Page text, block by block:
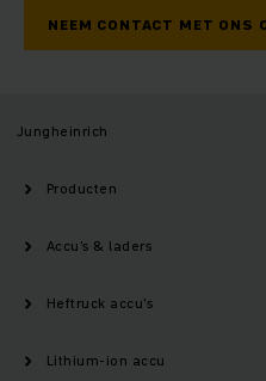
NEEM CONTACT MET ONS
Jungheinrich
Producten
Accu’s & laders
Heftruck accu's
Lithium-ion accu